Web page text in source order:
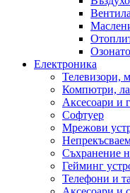
Електроника
Телевизори,
Компютри,
Аксесоари и
Софтуер
Мрежови
Съхранение
Гейминг
Телефони и